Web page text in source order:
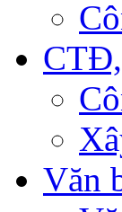
Văn